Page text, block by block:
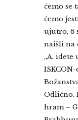
ćemo se
ćemo
ujutro, 6
naišli na
„A, idete
Odlično.
hram –